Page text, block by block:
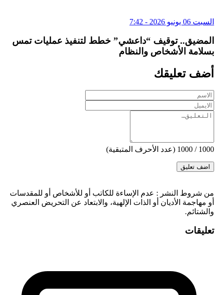
السبت 06 يونيو 2026 - 7:42
المضيق.. توقيف “داعشي” خطط لتنفيذ عمليات تمس
بسلامة الأشخاص والنظام
أضف تعليقك
1000
/
1000 (عدد الأحرف المتبقية)
‫من شروط النشر : عدم الإساءة للكاتب أو للأشخاص أو للمقدسات
أو مهاجمة الأديان أو الذات الإلهية، والابتعاد عن التحريض العنصري
والشتائم.
تعليقات